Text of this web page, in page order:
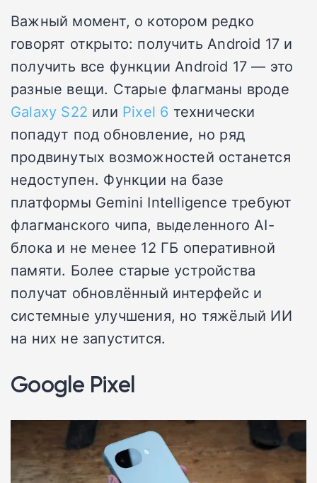
Важный момент, о котором редко
говорят открыто: получить Android 17 и
получить все функции Android 17 — это
разные вещи. Старые флагманы вроде
Galaxy S22 или Pixel 6 технически
попадут под обновление, но ряд
продвинутых возможностей останется
недоступен. Функции на базе
платформы Gemini Intelligence требуют
флагманского чипа, выделенного AI-
блока и не менее 12 ГБ оперативной
памяти. Более старые устройства
получат обновлённый интерфейс и
системные улучшения, но тяжёлый ИИ
на них не запустится.
Google Pixel